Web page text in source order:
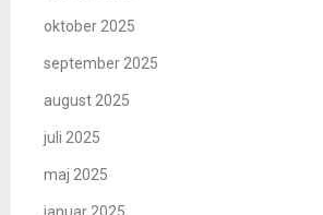
oktober 2025
september 2025
august 2025
juli 2025
maj 2025